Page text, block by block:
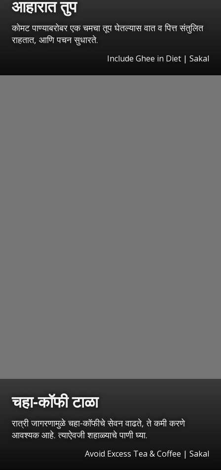
आहारात तुप
कोमट पाण्याबरोबर एक चमचा तूप घेतल्यास वात व पित्त संतुलित
राहतात, आणि पचन सुधारते.
Include Ghee in Diet | Sakal
चहा-कॉफी टाळा
रात्री जागरणामुळे चहा-कॉफीचे सेवन वाढते, ते कमी करणे
आवश्यक आहे. त्याऐवजी शहाळ्याचे पाणी घ्या.
Avoid Excess Tea & Coffee | Sakal